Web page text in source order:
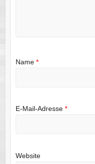
Name *
E-Mail-Adresse *
Website